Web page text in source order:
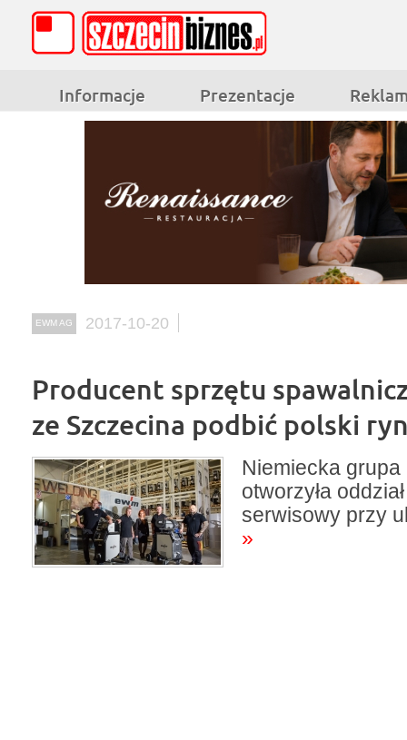
Informacje Prezentacje
EWM AG 2017-10-20
Producent sprzętu
ze Szczecina podbić polski
Niemiecka grupa
otworzyła
serwisowy przy
»